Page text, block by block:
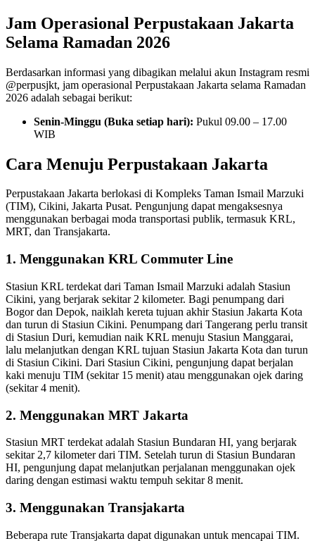
Jam Operasional Perpustakaan Jakarta
Selama Ramadan 2026
Berdasarkan informasi yang dibagikan melalui akun Instagram resmi
@perpusjkt, jam operasional Perpustakaan Jakarta selama Ramadan
2026 adalah sebagai berikut:
Senin-Minggu (Buka setiap hari): Pukul 09.00 – 17.00
WIB
Cara Menuju Perpustakaan Jakarta
Perpustakaan Jakarta berlokasi di Kompleks Taman Ismail Marzuki
(TIM), Cikini, Jakarta Pusat. Pengunjung dapat mengaksesnya
menggunakan berbagai moda transportasi publik, termasuk KRL,
MRT, dan Transjakarta.
1. Menggunakan KRL Commuter Line
Stasiun KRL terdekat dari Taman Ismail Marzuki adalah Stasiun
Cikini, yang berjarak sekitar 2 kilometer. Bagi penumpang dari
Bogor dan Depok, naiklah kereta tujuan akhir Stasiun Jakarta Kota
dan turun di Stasiun Cikini. Penumpang dari Tangerang perlu transit
di Stasiun Duri, kemudian naik KRL menuju Stasiun Manggarai,
lalu melanjutkan dengan KRL tujuan Stasiun Jakarta Kota dan turun
di Stasiun Cikini. Dari Stasiun Cikini, pengunjung dapat berjalan
kaki menuju TIM (sekitar 15 menit) atau menggunakan ojek daring
(sekitar 4 menit).
2. Menggunakan MRT Jakarta
Stasiun MRT terdekat adalah Stasiun Bundaran HI, yang berjarak
sekitar 2,7 kilometer dari TIM. Setelah turun di Stasiun Bundaran
HI, pengunjung dapat melanjutkan perjalanan menggunakan ojek
daring dengan estimasi waktu tempuh sekitar 8 menit.
3. Menggunakan Transjakarta
Beberapa rute Transjakarta dapat digunakan untuk mencapai TIM.